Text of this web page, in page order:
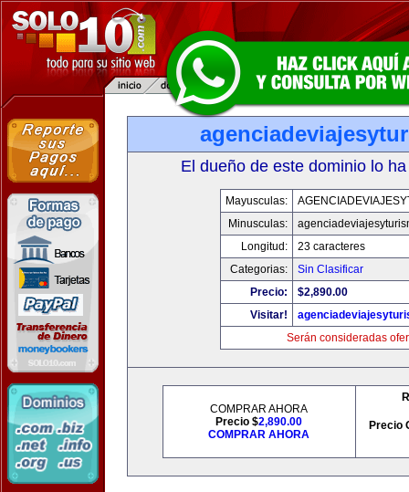
El dueño de este dominio lo
Mayusculas:
Minusculas:
Longitud:
23 caracteres
Categorias:
Sin Clasificar
Precio:
$2,890.00
Visitar!
Serán consideradas
COMPRAR AHORA
Precio $2,890.00
COMPRAR AHORA
Precio